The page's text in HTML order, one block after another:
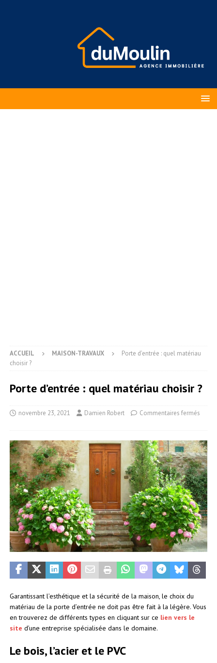
ACCUEIL MAISON-TRAVAUX
Porte d’entrée : quel matériau
choisir ?
Porte d’entrée : quel matériau choisir ?
novembre 23, 2021 Damien Robert Commentaires fermés
Garantissant l’esthétique et la sécurité de la maison, le choix du
matériau de la porte d’entrée ne doit pas être fait à la légère. Vous
en trouverez de différents types en cliquant sur ce lien vers le
site d’une entreprise spécialisée dans le domaine.
Le bois, l’acier et le PVC